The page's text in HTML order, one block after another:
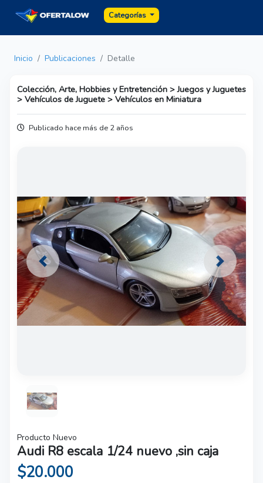
Categorías
Inicio Publicaciones Detalle
Colección, Arte, Hobbies y Entretención > Juegos y Juguetes
> Vehículos de Juguete > Vehículos en Miniatura
Publicado hace más de 2 años
Previous Next
Producto Nuevo
Audi R8 escala 1/24 nuevo ,sin caja
$20.000